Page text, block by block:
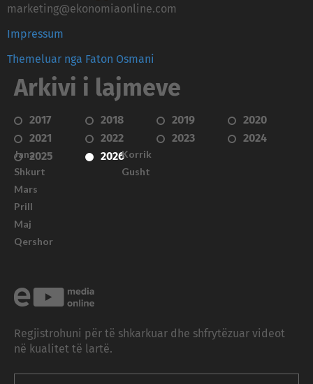
marketing@ekonomiaonline.com
Impressum
Themeluar nga Faton Osmani
Arkivi i lajmeve
2017 2018 2019
2020
2021
2022 2023
2024
2025
2026
Janar
Shkurt
Mars
Prill
Maj
Qershor
Korrik
Gusht
Regjistrohuni për të shkarkuar dhe shfrytëzuar videot
në kualitet të lartë.